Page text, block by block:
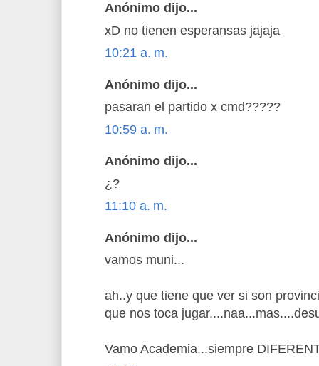
Anónimo dijo...
xD no tienen esperansas jajaja
10:21 a. m.
Anónimo dijo...
pasaran el partido x cmd?????
10:59 a. m.
Anónimo dijo...
¿?
11:10 a. m.
Anónimo dijo...
vamos muni...
ah..y que tiene que ver si son
que nos toca
Vamo Academia...siempre